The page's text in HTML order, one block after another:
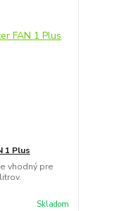
1 Plus
vhodný pre
Skladom